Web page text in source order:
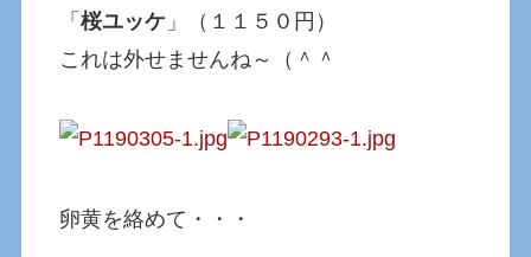
「桜ユッケ 」（１１５０円）
これは外せませんね～（＾＾
卵黄を絡めて・・・